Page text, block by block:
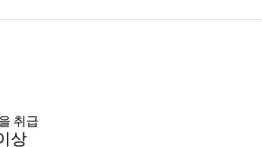
취급
상